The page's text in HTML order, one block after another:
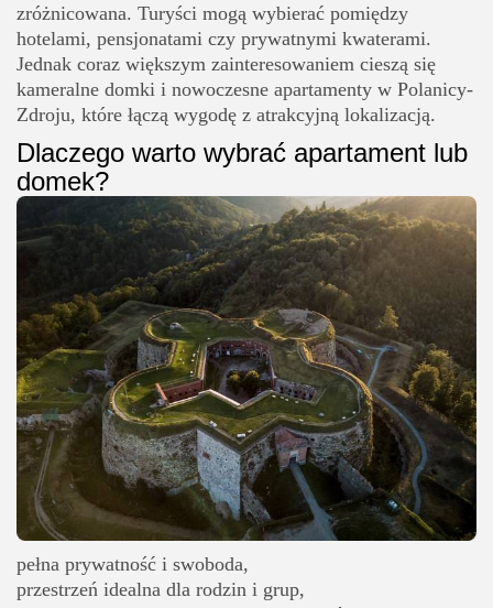
zróżnicowana. Turyści mogą wybierać pomiędzy
hotelami, pensjonatami czy prywatnymi kwaterami.
Jednak coraz większym zainteresowaniem cieszą się
kameralne domki i nowoczesne apartamenty w Polanicy-
Zdroju, które łączą wygodę z atrakcyjną lokalizacją.
Dlaczego warto wybrać apartament lub
domek?
pełna prywatność i swoboda,
przestrzeń idealna dla rodzin i grup,